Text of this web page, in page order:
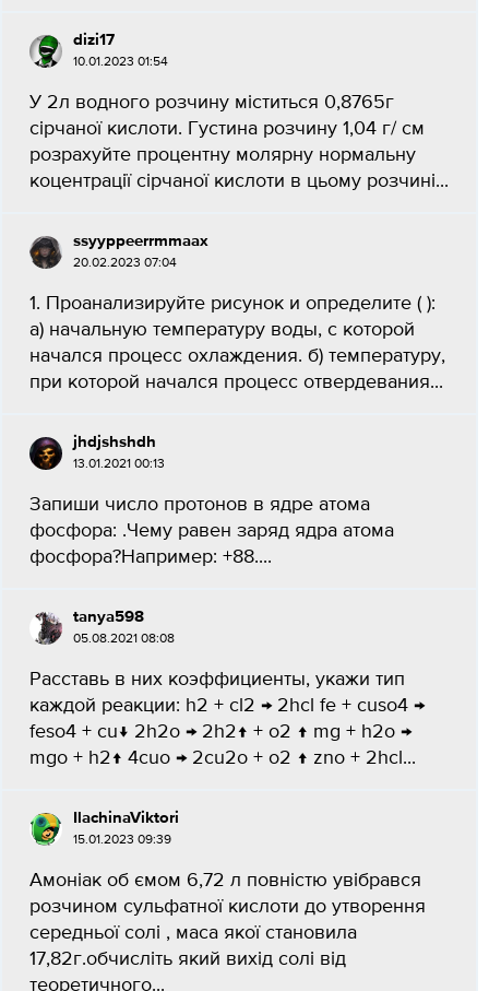
dizi17
10.01.2023 01:54
У 2л водного розчину міститься 0,8765г
сірчаної кислоти. Густина розчину 1,04 г/ см
розрахуйте процентну молярну нормальну
коцентрації сірчаної кислоти в цьому розчині...
ssyyppeerrmmaax
20.02.2023 07:04
1. Проанализируйте рисунок и определите ( ):
а) начальную температуру воды, с которой
начался процесс охлаждения. б) температуру,
при которой начался процесс отвердевания...
jhdjshshdh
13.01.2021 00:13
Запиши число протонов в ядре атома
фосфора: .Чему равен заряд ядра атома
фосфора?Например: +88....
tanya598
05.08.2021 08:08
Расставь в них коэффициенты, укажи тип
каждой реакции: h2 + cl2 → 2hcl fe + cuso4 →
feso4 + cu↓ 2h2o → 2h2↑ + o2 ↑ mg + h2o →
mgo + h2↑ 4cuo → 2cu2o + o2 ↑ zno + 2hcl...
IlachinaViktori
15.01.2023 09:39
Амоніак об ємом 6,72 л повністю увібрався
розчином сульфатної кислоти до утворення
середньої солі , маса якої становила
17,82г.обчисліть який вихід солі від
теоретичного...